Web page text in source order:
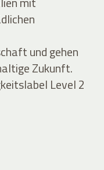
und gehen
Zukunft.
Level 2